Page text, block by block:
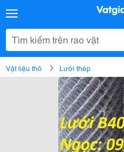
Vật liệu thô Lưới thép